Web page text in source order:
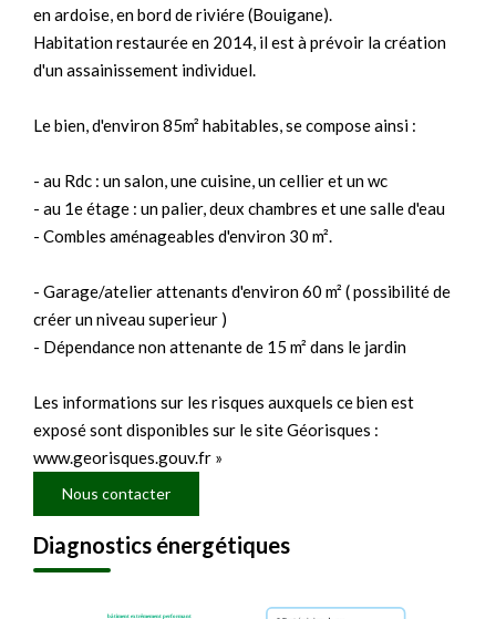
en ardoise, en bord de riviére (Bouigane).
Habitation restaurée en 2014, il est à prévoir la création
d'un assainissement individuel.
Le bien, d'environ 85m² habitables, se compose ainsi :
- au Rdc : un salon, une cuisine, un cellier et un wc
- au 1e étage : un palier, deux chambres et une salle d'eau
- Combles aménageables d'environ 30 m².
- Garage/atelier attenants d'environ 60 m² ( possibilité de
créer un niveau superieur )
- Dépendance non attenante de 15 m² dans le jardin
Les informations sur les risques auxquels ce bien est
exposé sont disponibles sur le site Géorisques :
www.georisques.gouv.fr »
Nous contacter
Diagnostics énergétiques